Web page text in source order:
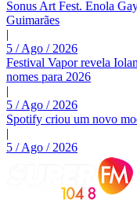
Sonus Art Fest. Enola
Guimarães
|
5 / Ago / 2026
Festival Vapor revela
nomes para 2026
|
5 / Ago / 2026
Spotify criou um novo
|
5 / Ago / 2026